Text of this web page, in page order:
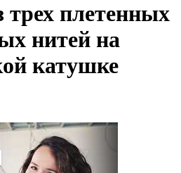
плетенных
нитей на
катушке